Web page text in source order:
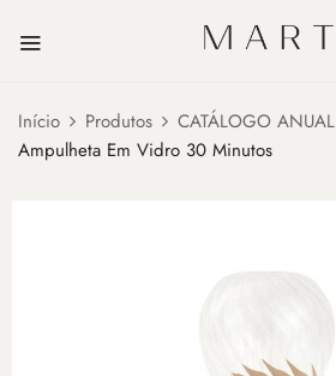
Início Produtos CATÁLOGO ANUAL
Ampulheta Em Vidro 30 Minutos